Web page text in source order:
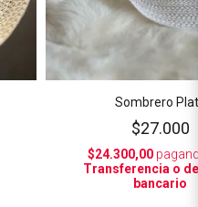
Sombrero
$27.000
$24.300,00
Transferencia o
bancario